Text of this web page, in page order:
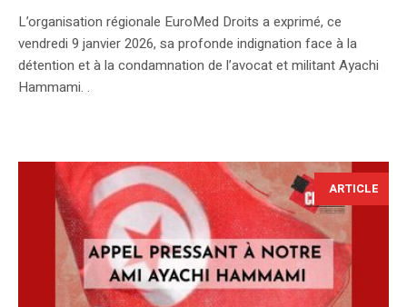
L’organisation régionale EuroMed Droits a exprimé, ce
vendredi 9 janvier 2026, sa profonde indignation face à la
détention et à la condamnation de l’avocat et militant Ayachi
Hammami. .
ARTICLE